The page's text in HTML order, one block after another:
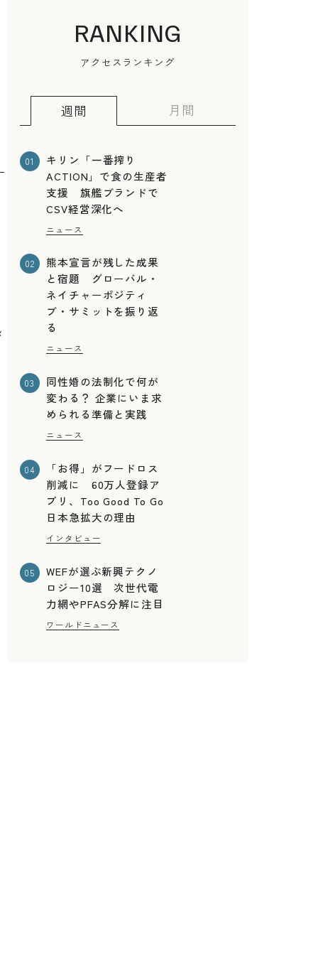
RANKING
アクセスランキング
週間 月間
01
キリン「一番搾り
ACTION」で食の生産者
支援 旗艦ブランドで
CSV経営深化へ
ニュース
02
熊本宣言が残した成果
と宿題 グローバル・
ネイチャーポジティ
ブ・サミットを振り返
る
ニュース
03
同性婚の法制化で何が
変わる？ 企業にいま求
められる準備と実践
ニュース
04
「お得」がフードロス
削減に 60万人登録ア
プリ、Too Good To Go
日本急拡大の理由
インタビュー
05
WEFが選ぶ新興テクノ
ロジー10選 次世代電
力網やPFAS分解に注目
ワールドニュース